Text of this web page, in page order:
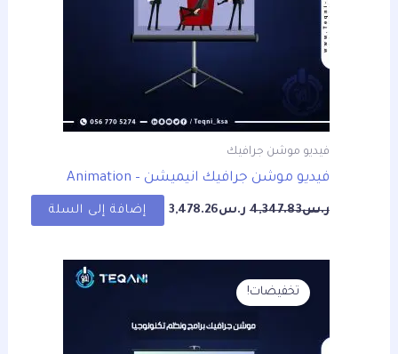
فيديو موشن جرافيك
فيديو موشن جرافيك انيميشن – Animation
ر.س4,347.83 ر.س3,478.26 إضافة إلى السلة
تخفيضات!
الأصلي
هو:
ر.س4,347.83.
الحالي
ر.س3,478.26.